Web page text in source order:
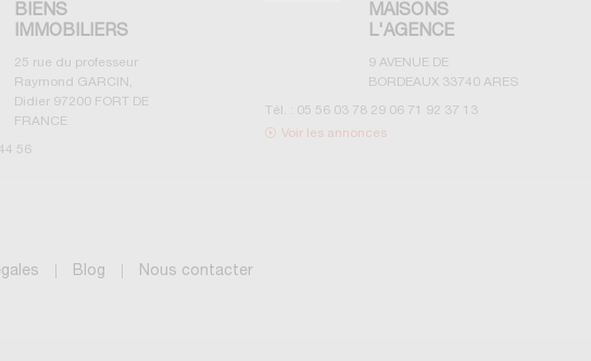
BIENS
IMMOBILIERS
25 rue du professeur
Raymond GARCIN,
Didier 97200 FORT DE
FRANCE
56
MAISONS
L'AGENCE
9 AVENUE DE
BORDEAUX 33740 ARES
Tél. : 05 56 03 78 29 06 71 92 37 13
Voir les annonces
Blog Nous contacter